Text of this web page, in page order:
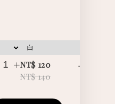
+NT$ 120
NT$ 140
-